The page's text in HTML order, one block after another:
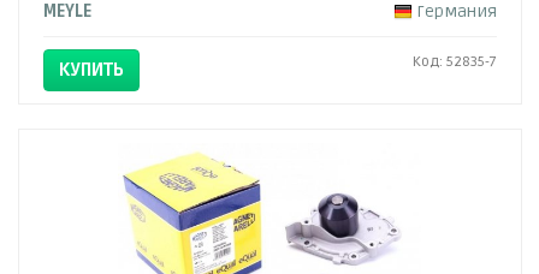
MEYLE
Германия
КУПИТЬ Код: 52835-7